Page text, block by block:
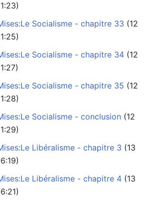
Socialisme - chapitre 33
Socialisme - chapitre 34
Socialisme - chapitre 35
Socialisme - conclusion
Libéralisme - chapitre 3
Libéralisme - chapitre 4